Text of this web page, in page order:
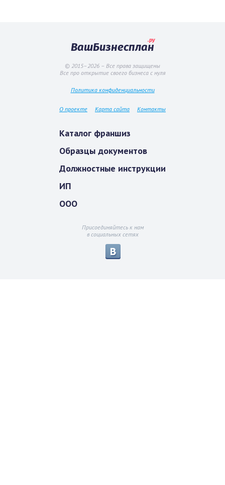
ВашБизнесплан
.ру
© 2015–2026 – Все права защищены
Все про открытие своего бизнеса с нуля
Политика конфиденциальности
О проекте Карта сайта Контакты
Каталог франшиз
Образцы документов
Должностные инструкции
ИП
ООО
Присоединяйтесь к нам
в социальных сетях